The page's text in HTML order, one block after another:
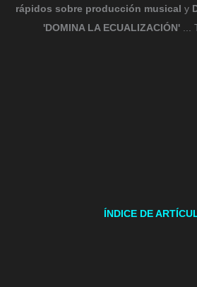
rápidos sobre producción musical y
'DOMINA LA ECUALIZACIÓN' ...
ÍNDICE DE